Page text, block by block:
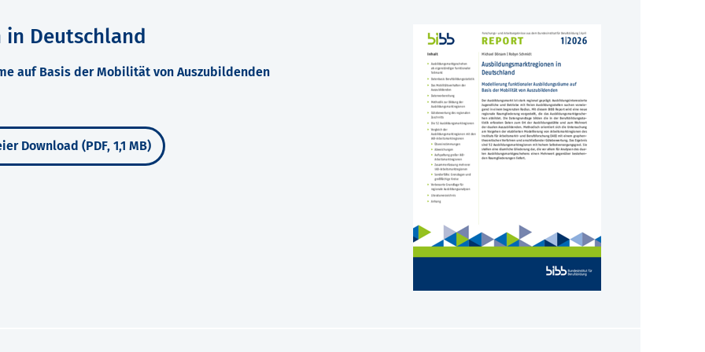
Deutschland
auf Basis der Mobilität von Auszubildenden
Download (PDF, 1,1 MB)